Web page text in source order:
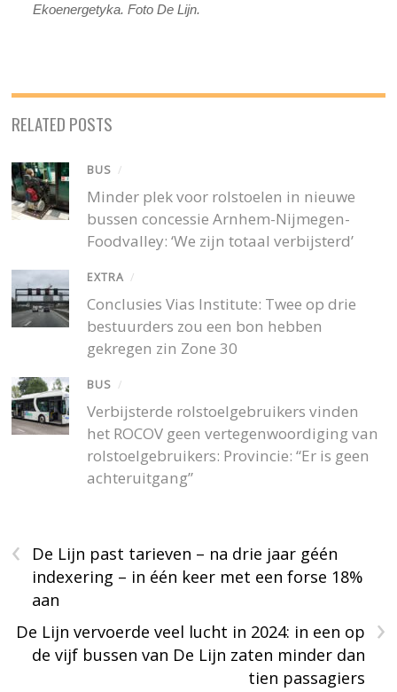
Ekoenergetyka. Foto De Lijn.
RELATED POSTS
BUS /
Minder plek voor rolstoelen in nieuwe
bussen concessie Arnhem-Nijmegen-
Foodvalley: ‘We zijn totaal verbijsterd’
EXTRA /
Conclusies Vias Institute: Twee op drie
bestuurders zou een bon hebben
gekregen zin Zone 30
BUS /
Verbijsterde rolstoelgebruikers vinden
het ROCOV geen vertegenwoordiging van
rolstoelgebruikers: Provincie: “Er is geen
achteruitgang”
‹
De Lijn past tarieven – na drie jaar géén
indexering – in één keer met een forse 18%
aan
›
De Lijn vervoerde veel lucht in 2024: in een op
de vijf bussen van De Lijn zaten minder dan
tien passagiers